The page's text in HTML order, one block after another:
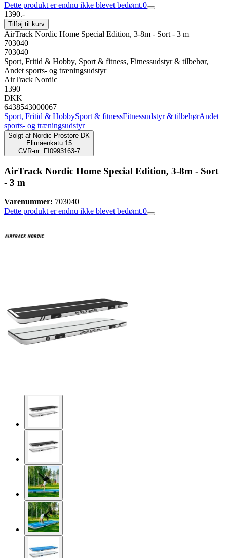
Dette produkt er endnu ikke blevet bedømt.0
1390.-
Tilføj til kurv
AirTrack Nordic Home Special Edition, 3-8m - Sort - 3 m
703040
703040
Sport, Fritid & Hobby, Sport & fitness, Fitnessudstyr & tilbehør,
Andet sports- og træningsudstyr
AirTrack Nordic
1390
DKK
6438543000067
Sport, Fritid & HobbySport & fitnessFitnessudstyr & tilbehørAndet
sports- og træningsudstyr
Solgt af Nordic Prostore DK
Elimäenkatu 15
CVR-nr: FI0993163-7
AirTrack Nordic Home Special Edition, 3-8m - Sort
- 3 m
Varenummer: 703040
Dette produkt er endnu ikke blevet bedømt.0